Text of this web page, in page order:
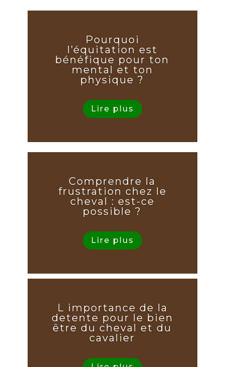
Pourquoi
l’équitation est
bénéfique pour ton
mental et ton
physique ?
Lire plus
Comprendre la
frustration chez le
cheval : est-ce
possible ?
Lire plus
L importance de la
detente pour le bien
être du cheval et du
cavalier